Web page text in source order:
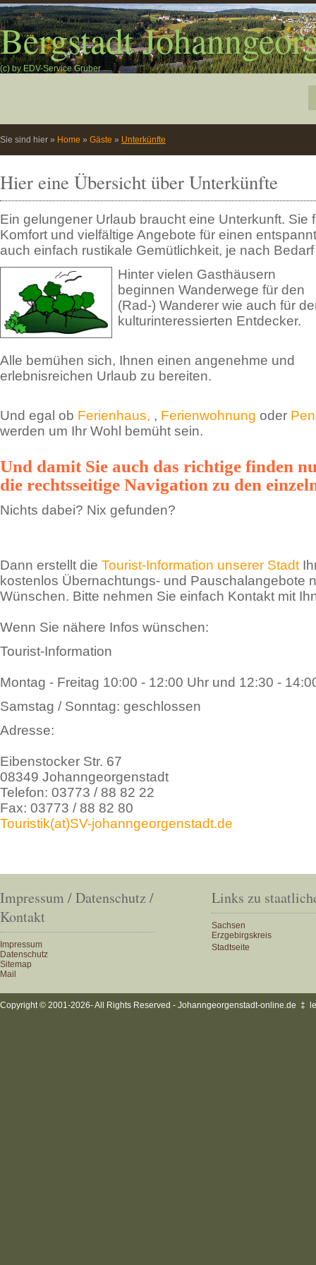
Bergstadt
(c) by EDV-Service Gruber
Sie sind hier » Home » Gäste » Unterkünfte
Hier eine Übersicht über Unterkünfte
Ein gelungener Urlaub braucht eine Unterkunft. Sie
Komfort und vielfältige Angebote für einen
auch einfach rustikale Gemütlichkeit, je nach
Hinter vielen Gasthäusern
beginnen Wanderwege für den
(Rad-) Wanderer wie auch für
kulturinteressierten Entdecker.
Alle bemühen sich, Ihnen einen angenehme und
erlebnisreichen Urlaub zu bereiten.
Und egal ob Ferienhaus, , Ferienwohnung oder
werden um Ihr Wohl bemüht sein.
Und damit Sie auch das richtige finden
die rechtsseitige Navigation zu den
Nichts dabei? Nix gefunden?
Dann erstellt die Tourist-Information unserer Stadt
kostenlos Übernachtungs- und Pauschalangebote
Wünschen. Bitte nehmen Sie einfach Kontakt mit
Wenn Sie nähere Infos wünschen:
Tourist-Information
Montag - Freitag 10:00 - 12:00 Uhr und 12:30 -
Samstag / Sonntag: geschlossen
Adresse:
Eibenstocker Str. 67
08349 Johanngeorgenstadt
Telefon: 03773 / 88 82 22
Fax: 03773 / 88 82 80
Touristik(at)SV-johanngeorgenstadt.de
Impressum / Datenschutz /
Kontakt
Impressum
Datenschutz
Sitemap
Mail
Links zu
Sachsen
Erzgebirgskreis
Stadtseite
Copyright © 2001-2026- All Rights Reserved - Johanngeorgenstadt-online.de ‡